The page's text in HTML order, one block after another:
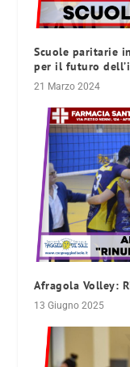
Scuole paritarie
per il futuro
21 Marzo 2024
Afragola Volley:
13 Giugno 2025